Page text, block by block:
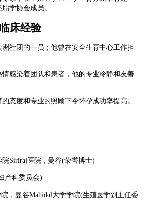
学协会成员。
床经验
社团的一员；他曾在安全生育中心工作担
感染着团队和患者，他的专业冷静和友善
态度和专业的照顾下令怀孕成功率提高。
院Siriraj医院，曼谷(荣誉博士)
产科委员会)
，曼谷Mahidol大学学院(生殖医学副主任委